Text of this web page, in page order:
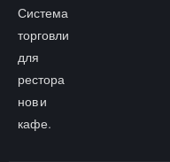
Система
торговли
для
рестора
нов и
кафе.